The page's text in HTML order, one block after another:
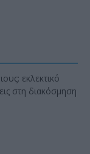
εκλεκτικό
στη διακόσμηση